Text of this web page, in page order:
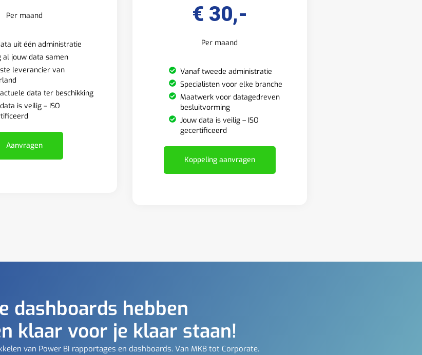
Per maand
uit één administratie
al jouw data samen
leverancier van
data ter beschikking
is veilig – ISO
Aanvragen
€ 30,-
Per maand
Vanaf tweede administratie
Specialisten voor elke branche
Maatwerk voor datagedreven
besluitvorming
Jouw data is veilig – ISO
gecertificeerd
Koppeling aanvragen
dashboards hebben
klaar voor je klaar staan!
van Power BI rapportages en dashboards. Van MKB tot Corporate.